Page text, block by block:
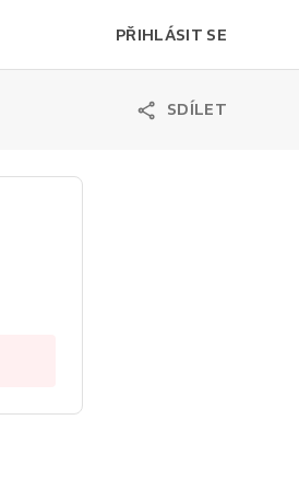
PŘIHLÁSIT SE
SDÍLET